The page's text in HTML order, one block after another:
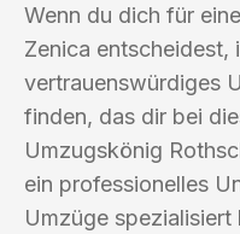
Wenn du dich für
Zenica entscheidest,
vertrauenswürdiges
finden, das dir bei
Umzugskönig
ein professionelles
Umzüge